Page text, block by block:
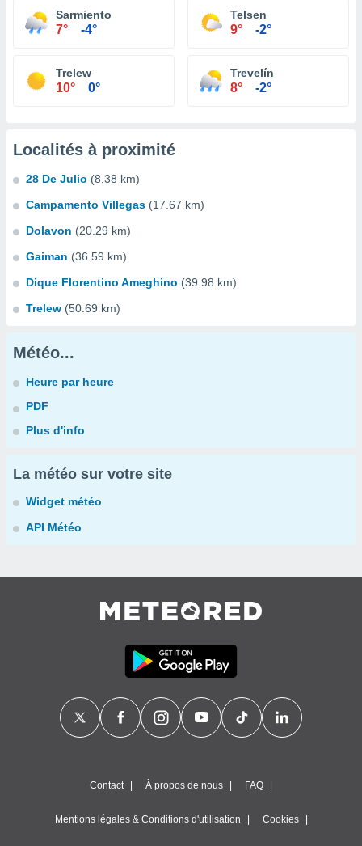
Sarmiento
7° -4°
Telsen
9° -2°
Trelew
10° 0°
Trevelín
8° -2°
Localités à proximité
28 De Julio (8.38 km)
Campamento Villegas (17.67 km)
Dolavon (20.29 km)
Gaiman (36.59 km)
Dique Florentino Ameghino (39.98 km)
Trelew (50.69 km)
Météo...
Heure par heure
PDF
Plus d'info
La météo sur votre site
Widget météo
API Météo
Contact À propos de nous FAQ
Mentions légales & Conditions d'utilisation Cookies